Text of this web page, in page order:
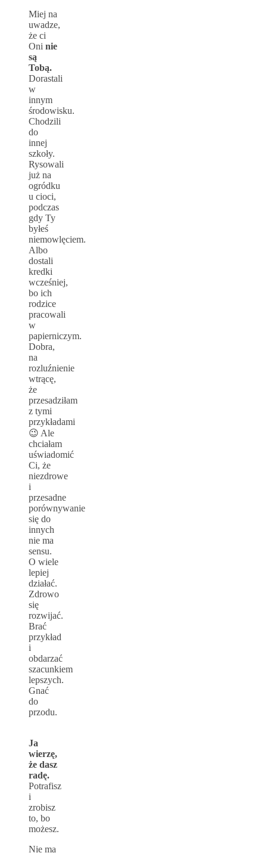
Miej na
uwadze,
że ci
Oni nie
są
Tobą.
Dorastali
w
innym
środowisku.
Chodzili
do
innej
szkoły.
Rysowali
już na
ogródku
u cioci,
podczas
gdy Ty
byłeś
niemowlęciem.
Albo
dostali
kredki
wcześniej,
bo ich
rodzice
pracowali
w
papierniczym.
Dobra,
na
rozluźnienie
wtrącę,
że
przesadziłam
z tymi
przykładami
😉 Ale
chciałam
uświadomić
Ci, że
niezdrowe
i
przesadne
porównywanie
się do
innych
nie ma
sensu.
O wiele
lepiej
działać.
Zdrowo
się
rozwijać.
Brać
przykład
i
obdarzać
szacunkiem
lepszych.
Gnać
do
przodu.
Ja
wierzę,
że dasz
radę.
Potrafisz
i
zrobisz
to, bo
możesz.
Nie ma